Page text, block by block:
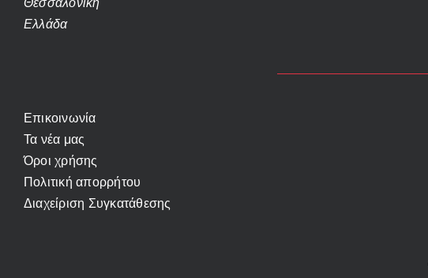
Ελλάδα
Επικοινωνία
Τα νέα μας
Όροι χρήσης
Πολιτική απορρήτου
Διαχείριση Συγκατάθεσης